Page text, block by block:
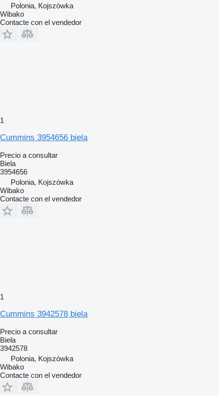
Polonia, Kojszówka
Wibako
Contacte con el vendedor
1
Cummins 3954656 biela
Precio a consultar
Biela
3954656
Polonia, Kojszówka
Wibako
Contacte con el vendedor
1
Cummins 3942578 biela
Precio a consultar
Biela
3942578
Polonia, Kojszówka
Wibako
Contacte con el vendedor